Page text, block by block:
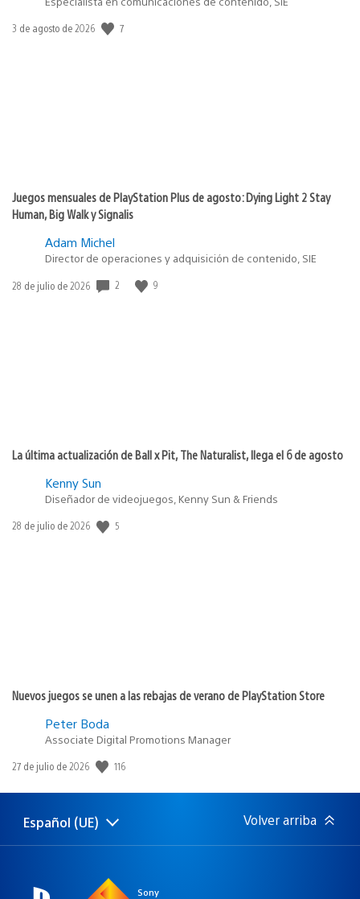
Fecha
3 de agosto de 2026 7
Juegos mensuales de PlayStation Plus de agosto: Dying Light 2 Stay
Human, Big Walk y Signalis
Adam Michel
Director de operaciones y adquisición de contenido, SIE
Fecha
28 de julio de 2026 2 9
La última actualización de Ball x Pit, The Naturalist, llega el 6 de agosto
Kenny Sun
Diseñador de videojuegos, Kenny Sun & Friends
Fecha
28 de julio de 2026 5
Nuevos juegos se unen a las rebajas de verano de PlayStation Store
Peter Boda
Associate Digital Promotions Manager
Fecha
publicación:
27 de julio de 2026 116
Selecciona
una
Región
actual:
Español (UE) Volver arriba
Sony